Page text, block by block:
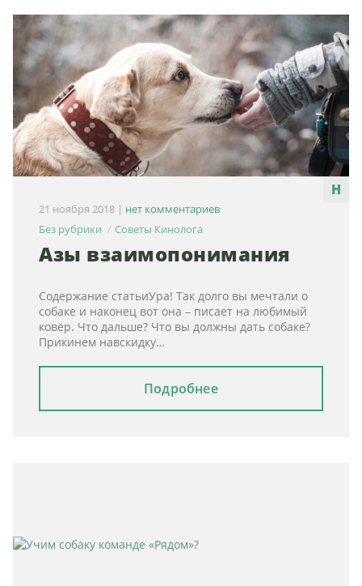
21 ноября 2018 | нет комментариев
Без рубрики
Советы Кинолога
Азы взаимопонимания
Содержание статьиУра! Так долго вы мечтали о
собаке и наконец вот она – писает на любимый
ковёр. Что дальше? Что вы должны дать собаке?
Прикинем навскидку…
Подробнее